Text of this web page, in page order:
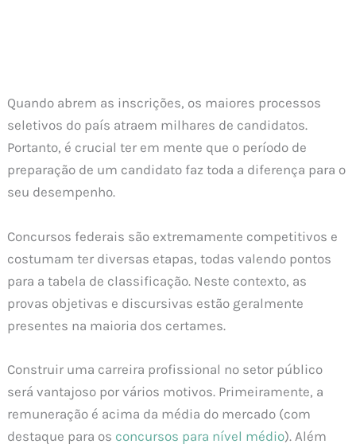
Quando abrem as inscrições, os maiores processos
seletivos do país atraem milhares de candidatos.
Portanto, é crucial ter em mente que o período de
preparação de um candidato faz toda a diferença para o
seu desempenho.
Concursos federais são extremamente competitivos e
costumam ter diversas etapas, todas valendo pontos
para a tabela de classificação. Neste contexto, as
provas objetivas e discursivas estão geralmente
presentes na maioria dos certames.
Construir uma carreira profissional no setor público
será vantajoso por vários motivos. Primeiramente, a
remuneração é acima da média do mercado (com
destaque para os concursos para nível médio). Além